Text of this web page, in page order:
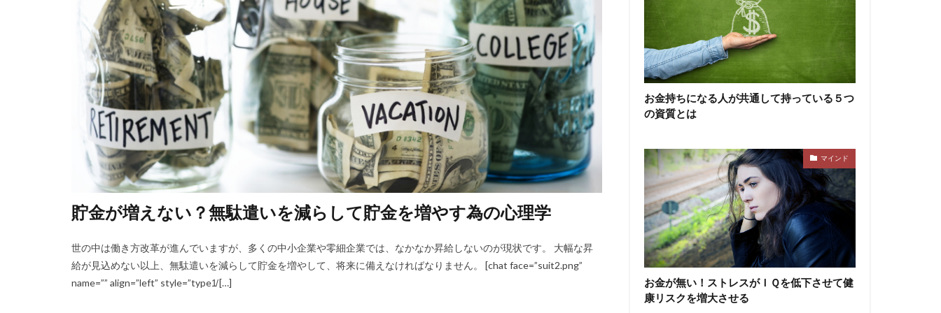
貯金が増えない？無駄遣いを減らして貯金を増やす為の心理学
世の中は働き方改革が進んでいますが、多くの中小企業や零細企業では、なかなか昇給しないのが現状です。 大幅な昇
給が見込めない以上、無駄遣いを減らして貯金を増やして、将来に備えなければなりません。 [chat face=”suit2.png”
name=”” align=”left” style=”type1̸ […]
お金持ちになる人が共通して持っている５つ
の資質とは
マインド
お金が無い！ストレスがＩＱを低下させて健
康リスクを増大させる